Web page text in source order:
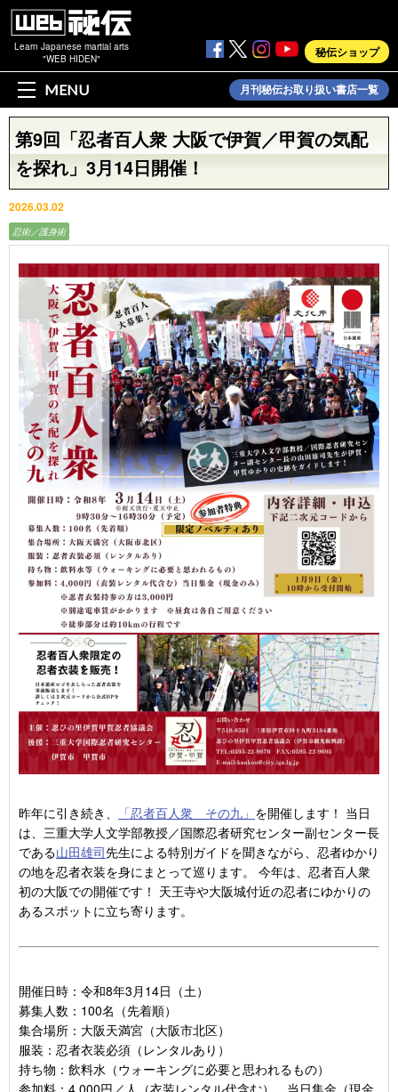
Learn Japanese martial arts
"WEB HIDEN"
秘伝ショップ
MENU 月刊秘伝お取り扱い書店一覧
第9回「忍者百人衆 大阪で伊賀／甲賀の気配
を探れ」3月14日開催！
2026.03.02
忍術／護身術
昨年に引き続き、 「忍者百人衆 その九」 を開催します！ 当日
は、三重大学人文学部教授／国際忍者研究センター副センター長
である山田雄司先生による特別ガイドを聞きながら、忍者ゆかり
の地を忍者衣装を身にまとって巡ります。 今年は、忍者百人衆
初の大阪での開催です！ 天王寺や大阪城付近の忍者にゆかりの
あるスポットに立ち寄ります。
開催日時：令和8年3月14日（土）
募集人数：100名（先着順）
集合場所：大阪天満宮（大阪市北区）
服装：忍者衣装必須（レンタルあり）
持ち物：飲料水（ウォーキングに必要と思われるもの）